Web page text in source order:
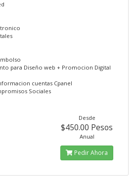
para Diseño web + Promocion Digital
cuentas Cpanel
Sociales
Desde
$450.00 Pesos
Anual
Pedir Ahora